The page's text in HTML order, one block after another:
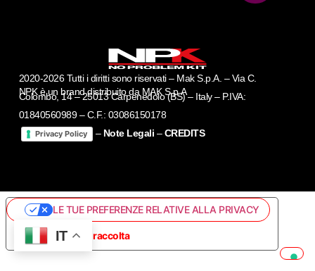
NPK è un brand distribuito da MAK S.p.A
2020-2026 Tutti i diritti sono riservati – Mak S.p.A. – Via C.
Colombo, 14 – 25013 Carpenedolo (BS) – Italy – P.IVA:
01840560989 – C.F.: 03086150178
Privacy Policy – Note Legali –CREDITS
IT
Informativa sulla raccolta
LE TUE PREFERENZE RELATIVE ALLA PRIVACY